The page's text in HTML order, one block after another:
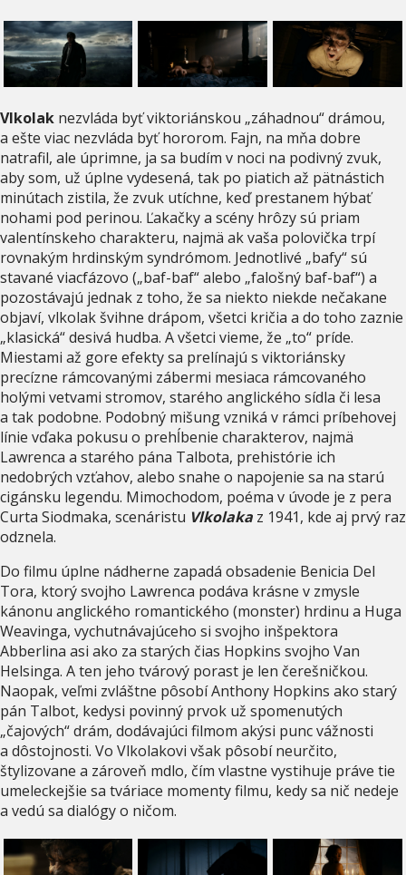
Vlkolak nezvláda byť viktoriánskou „záhadnou“ drámou,
a ešte viac nezvláda byť hororom. Fajn, na mňa dobre
natrafil, ale úprimne, ja sa budím v noci na podivný zvuk,
aby som, už úplne vydesená, tak po piatich až pätnástich
minútach zistila, že zvuk utíchne, keď prestanem hýbať
nohami pod perinou. Ľakačky a scény hrôzy sú priam
valentínskeho charakteru, najmä ak vaša polovička trpí
rovnakým hrdinským syndrómom. Jednotlivé „bafy“ sú
stavané viacfázovo („baf-baf“ alebo „falošný baf-baf“) a
pozostávajú jednak z toho, že sa niekto niekde nečakane
objaví, vlkolak švihne drápom, všetci kričia a do toho zaznie
„klasická“ desivá hudba. A všetci vieme, že „to“ príde.
Miestami až gore efekty sa prelínajú s viktoriánsky
precízne rámcovanými zábermi mesiaca rámcovaného
holými vetvami stromov, starého anglického sídla či lesa
a tak podobne. Podobný mišung vzniká v rámci príbehovej
línie vďaka pokusu o prehĺbenie charakterov, najmä
Lawrenca a starého pána Talbota, prehistórie ich
nedobrých vzťahov, alebo snahe o napojenie sa na starú
cigánsku legendu. Mimochodom, poéma v úvode je z pera
Curta Siodmaka, scenáristu Vlkolaka z 1941, kde aj prvý raz
odznela.
Do filmu úplne nádherne zapadá obsadenie Benicia Del
Tora, ktorý svojho Lawrenca podáva krásne v zmysle
kánonu anglického romantického (monster) hrdinu a Huga
Weavinga, vychutnávajúceho si svojho inšpektora
Abberlina asi ako za starých čias Hopkins svojho Van
Helsinga. A ten jeho tvárový porast je len čerešničkou.
Naopak, veľmi zvláštne pôsobí Anthony Hopkins ako starý
pán Talbot, kedysi povinný prvok už spomenutých
„čajových“ drám, dodávajúci filmom akýsi punc vážnosti
a dôstojnosti. Vo Vlkolakovi však pôsobí neurčito,
štylizovane a zároveň mdlo, čím vlastne vystihuje práve tie
umeleckejšie sa tváriace momenty filmu, kedy sa nič nedeje
a vedú sa dialógy o ničom.